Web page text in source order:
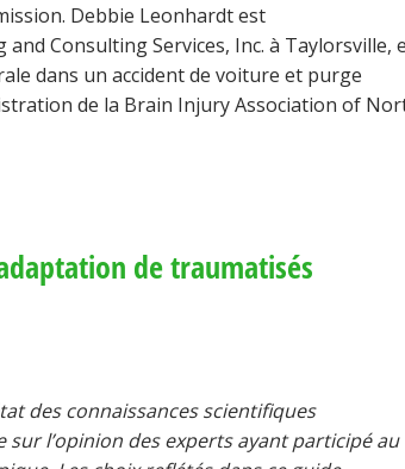
Debbie Leonhardt est
Consulting Services, Inc. à Taylorsville,
dans un accident de voiture et purge
de la Brain Injury Association of
de traumatisés
des connaissances scientifiques
l’opinion des experts ayant participé au